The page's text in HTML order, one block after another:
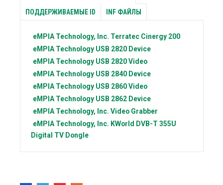
ПОДДЕРЖИВАЕМЫЕ ID INF ФАЙЛЫ
eMPIA Technology, Inc. Terratec Cinergy 200
eMPIA Technology USB 2820 Device
eMPIA Technology USB 2820 Video
eMPIA Technology USB 2840 Device
eMPIA Technology USB 2860 Video
eMPIA Technology USB 2862 Device
eMPIA Technology, Inc. Video Grabber
eMPIA Technology, Inc. KWorld DVB-T 355U
Digital TV Dongle